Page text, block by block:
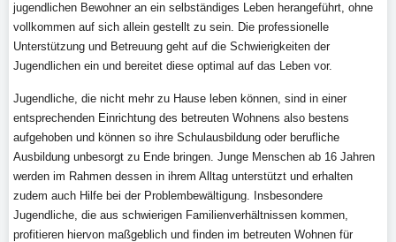
jugendlichen Bewohner an ein selbständiges Leben herangeführt, ohne
vollkommen auf sich allein gestellt zu sein. Die professionelle
Unterstützung und Betreuung geht auf die Schwierigkeiten der
Jugendlichen ein und bereitet diese optimal auf das Leben vor.
Jugendliche, die nicht mehr zu Hause leben können, sind in einer
entsprechenden Einrichtung des betreuten Wohnens also bestens
aufgehoben und können so ihre Schulausbildung oder berufliche
Ausbildung unbesorgt zu Ende bringen. Junge Menschen ab 16 Jahren
werden im Rahmen dessen in ihrem Alltag unterstützt und erhalten
zudem auch Hilfe bei der Problembewältigung. Insbesondere
Jugendliche, die aus schwierigen Familienverhältnissen kommen,
profitieren hiervon maßgeblich und finden im betreuten Wohnen für